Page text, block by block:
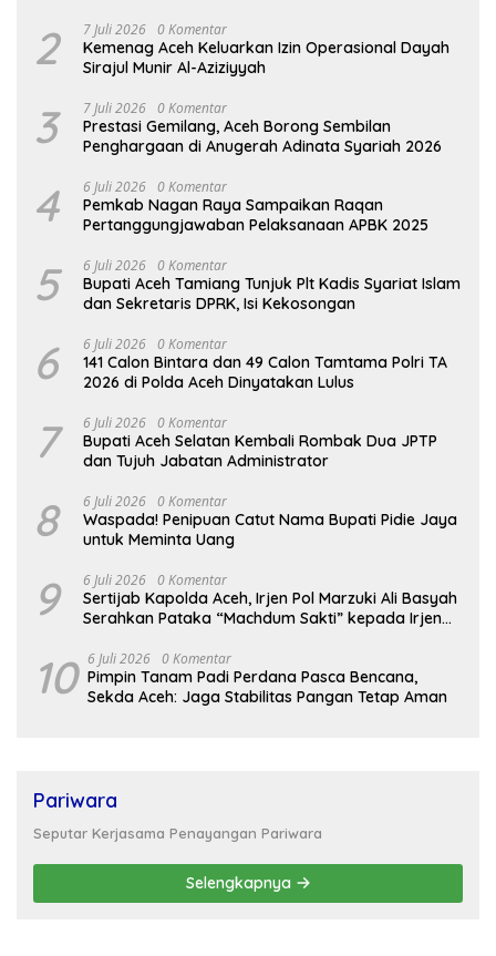
2 7 Juli 2026 0 Komentar
Kemenag Aceh Keluarkan Izin Operasional Dayah
Sirajul Munir Al-Aziziyyah
3 7 Juli 2026 0 Komentar
Prestasi Gemilang, Aceh Borong Sembilan
Penghargaan di Anugerah Adinata Syariah 2026
4 6 Juli 2026 0 Komentar
Pemkab Nagan Raya Sampaikan Raqan
Pertanggungjawaban Pelaksanaan APBK 2025
5 6 Juli 2026 0 Komentar
Bupati Aceh Tamiang Tunjuk Plt Kadis Syariat Islam
dan Sekretaris DPRK, Isi Kekosongan
6 6 Juli 2026 0 Komentar
141 Calon Bintara dan 49 Calon Tamtama Polri TA
2026 di Polda Aceh Dinyatakan Lulus
7 6 Juli 2026 0 Komentar
Bupati Aceh Selatan Kembali Rombak Dua JPTP
dan Tujuh Jabatan Administrator
8 6 Juli 2026 0 Komentar
Waspada! Penipuan Catut Nama Bupati Pidie Jaya
untuk Meminta Uang
9 6 Juli 2026 0 Komentar
Sertijab Kapolda Aceh, Irjen Pol Marzuki Ali Basyah
Serahkan Pataka “Machdum Sakti” kepada Irjen
10 6 Juli 2026 0 Komentar
Pimpin Tanam Padi Perdana Pasca Bencana,
Sekda Aceh: Jaga Stabilitas Pangan Tetap Aman
Pariwara
Seputar Kerjasama Penayangan Pariwara
Selengkapnya